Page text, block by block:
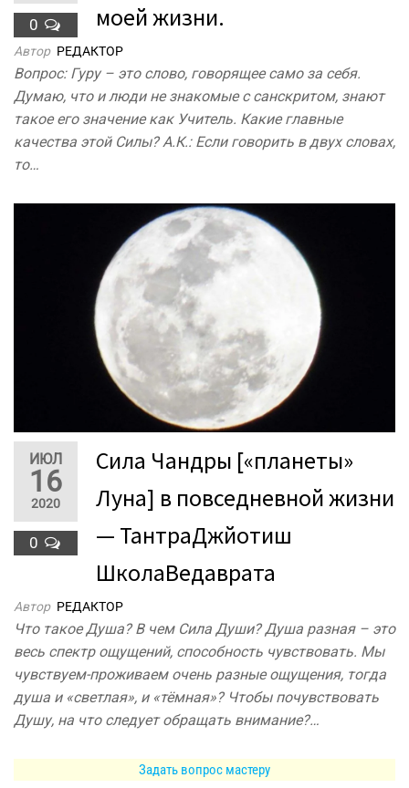
0
моей жизни.
Автор РЕДАКТОР
Вопрос: Гуру – это слово, говорящее само за себя.
Думаю, что и люди не знакомые с санскритом, знают
такое его значение как Учитель. Какие главные
качества этой Силы? А.К.: Если говорить в двух словах,
то…
ИЮЛ
16
2020
0
Сила Чандры [«планеты»
Луна] в повседневной жизни
— ТантраДжйотиш
ШколаВедаврата
Автор РЕДАКТОР
Что такое Душа? В чем Сила Души? Душа разная – это
весь спектр ощущений, способность чувствовать. Мы
чувствуем-проживаем очень разные ощущения, тогда
душа и «светлая», и «тёмная»? Чтобы почувствовать
Душу, на что следует обращать внимание?…
Задать вопрос мастеру